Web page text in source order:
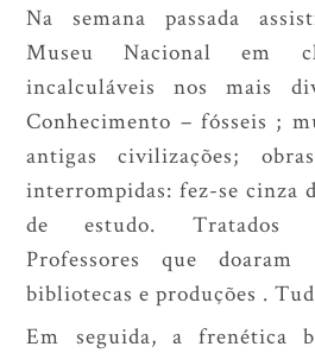
Na semana passada
Museu Nacional em
incalculáveis nos mais
Conhecimento – fósseis ;
antigas civilizações;
interrompidas: fez-se cinza
de estudo. Tratados
Professores que
bibliotecas e produções .
Em seguida, a frenética